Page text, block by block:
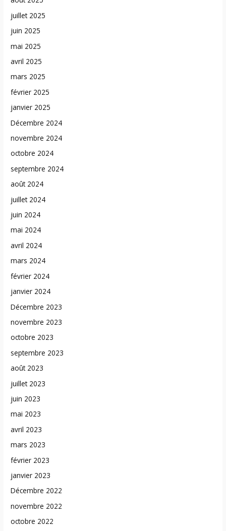
juillet 2025
juin 2025
mai 2025
avril 2025
mars 2025
février 2025
janvier 2025
Décembre 2024
novembre 2024
octobre 2024
septembre 2024
août 2024
juillet 2024
juin 2024
mai 2024
avril 2024
mars 2024
février 2024
janvier 2024
Décembre 2023
novembre 2023
octobre 2023
septembre 2023
août 2023
juillet 2023
juin 2023
mai 2023
avril 2023
mars 2023
février 2023
janvier 2023
Décembre 2022
novembre 2022
octobre 2022